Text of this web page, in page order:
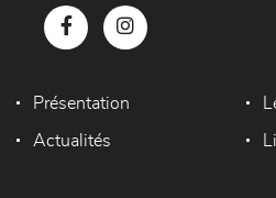
Présentation
Actualités